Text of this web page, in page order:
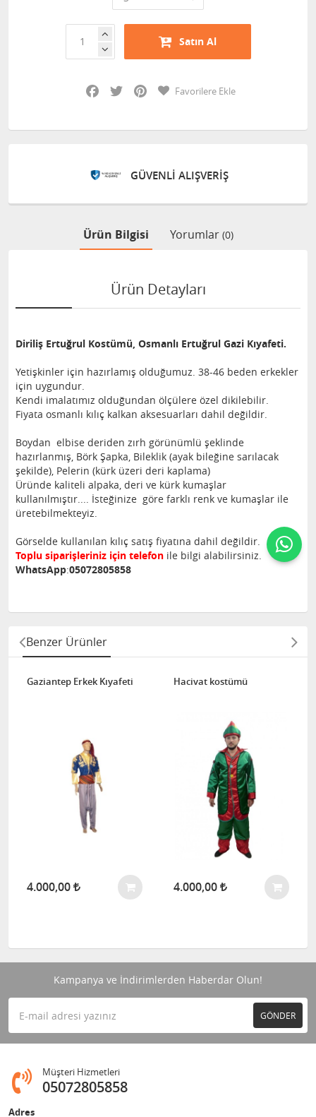
Satın Al
Facebook
Twitter PinterestFavorilere Ekle
GÜVENLİ ALIŞVERİŞ
Ürün Bilgisi Yorumlar (0)
Ürün Detayları
Diriliş Ertuğrul Kostümü, Osmanlı Ertuğrul Gazi Kıyafeti.
Yetişkinler için hazırlamış olduğumuz. 38-46 beden erkekler
için uygundur.
Kendi imalatımız olduğundan ölçülere özel dikilebilir.
Fiyata osmanlı kılıç kalkan aksesuarları dahil değildir.
Boydan elbise deriden zırh görünümlü şeklinde
hazırlanmış, Börk Şapka, Bileklik (ayak bileğine sarılacak
şekilde), Pelerin (kürk üzeri deri kaplama)
Üründe kaliteli alpaka, deri ve kürk kumaşlar
kullanılmıştır.... İsteğinize göre farklı renk ve kumaşlar ile
üretebilmekteyiz.
Görselde kullanılan kılıç satış fiyatına dahil değildir.
Toplu siparişleriniz için telefon ile bilgi alabilirsiniz.
WhatsApp:05072805858
Benzer Ürünler
Gaziantep Erkek Kıyafeti
4.000,00
Hacivat kostümü
4.000,00
Kampanya ve İndirimlerden Haberdar Olun!
GÖNDER
Müşteri Hizmetleri
05072805858
Adres